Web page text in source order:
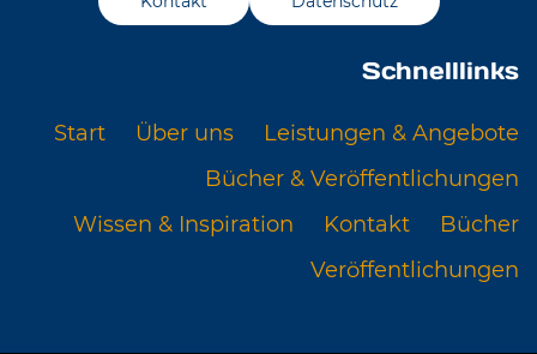
Schnelllinks
Start Über uns
Leistungen & Angebote
Bücher & Veröffentlichungen
Wissen & Inspiration
Kontakt
Bücher
Veröffentlichungen